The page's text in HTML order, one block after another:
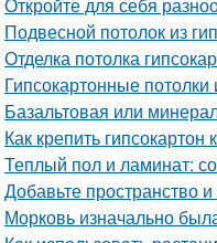
Подвесной потолок из
Отделка потолка
Гипсокартонные
Базальтовая или
Как крепить
Теплый пол и ламинат:
Добавьте пространство
Морковь изначально